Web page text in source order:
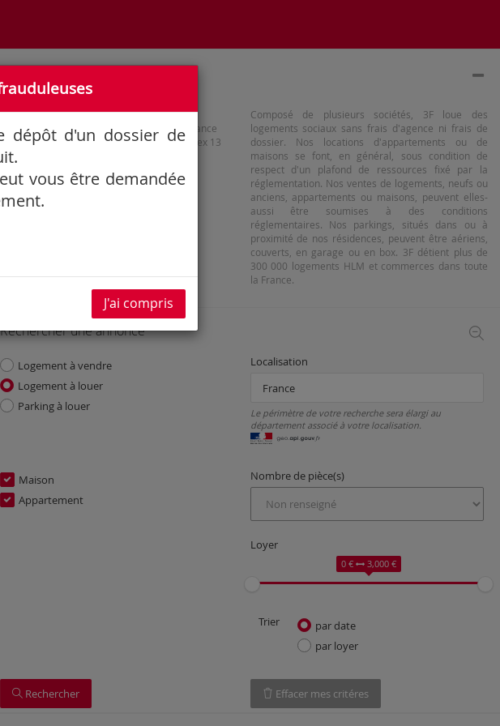
3F
88 avenue de France
75638 Paris Cedex 13
Composé de plusieurs sociétés, 3F loue des
logements sociaux sans frais d'agence ni frais de
dossier. Nos locations d'appartements ou de
maisons se font, en général, sous condition de
respect d'un plafond de ressources fixé par la
réglementation. Nos ventes de logements, neufs ou
anciens, appartements ou maisons, peuvent elles-
aussi être soumises à des conditions
réglementaires. Nos parkings, situés dans ou à
proximité de nos résidences, peuvent être aériens,
couverts, en garage ou en box. 3F détient plus de
300 000 logements HLM et commerces dans toute
la France.
Rechercher une annonce
Logement à vendre
Logement à louer
Parking à louer
Localisation
Le périmètre de votre recherche sera élargi au
département associé à votre localisation.
Maison
Appartement
Nombre de pièce(s)
Loyer
0 € 3,000 €
Trier
par date
par loyer
Rechercher Effacer mes critéres
dépôt d'un dossier de
vous être demandée
J'ai compris